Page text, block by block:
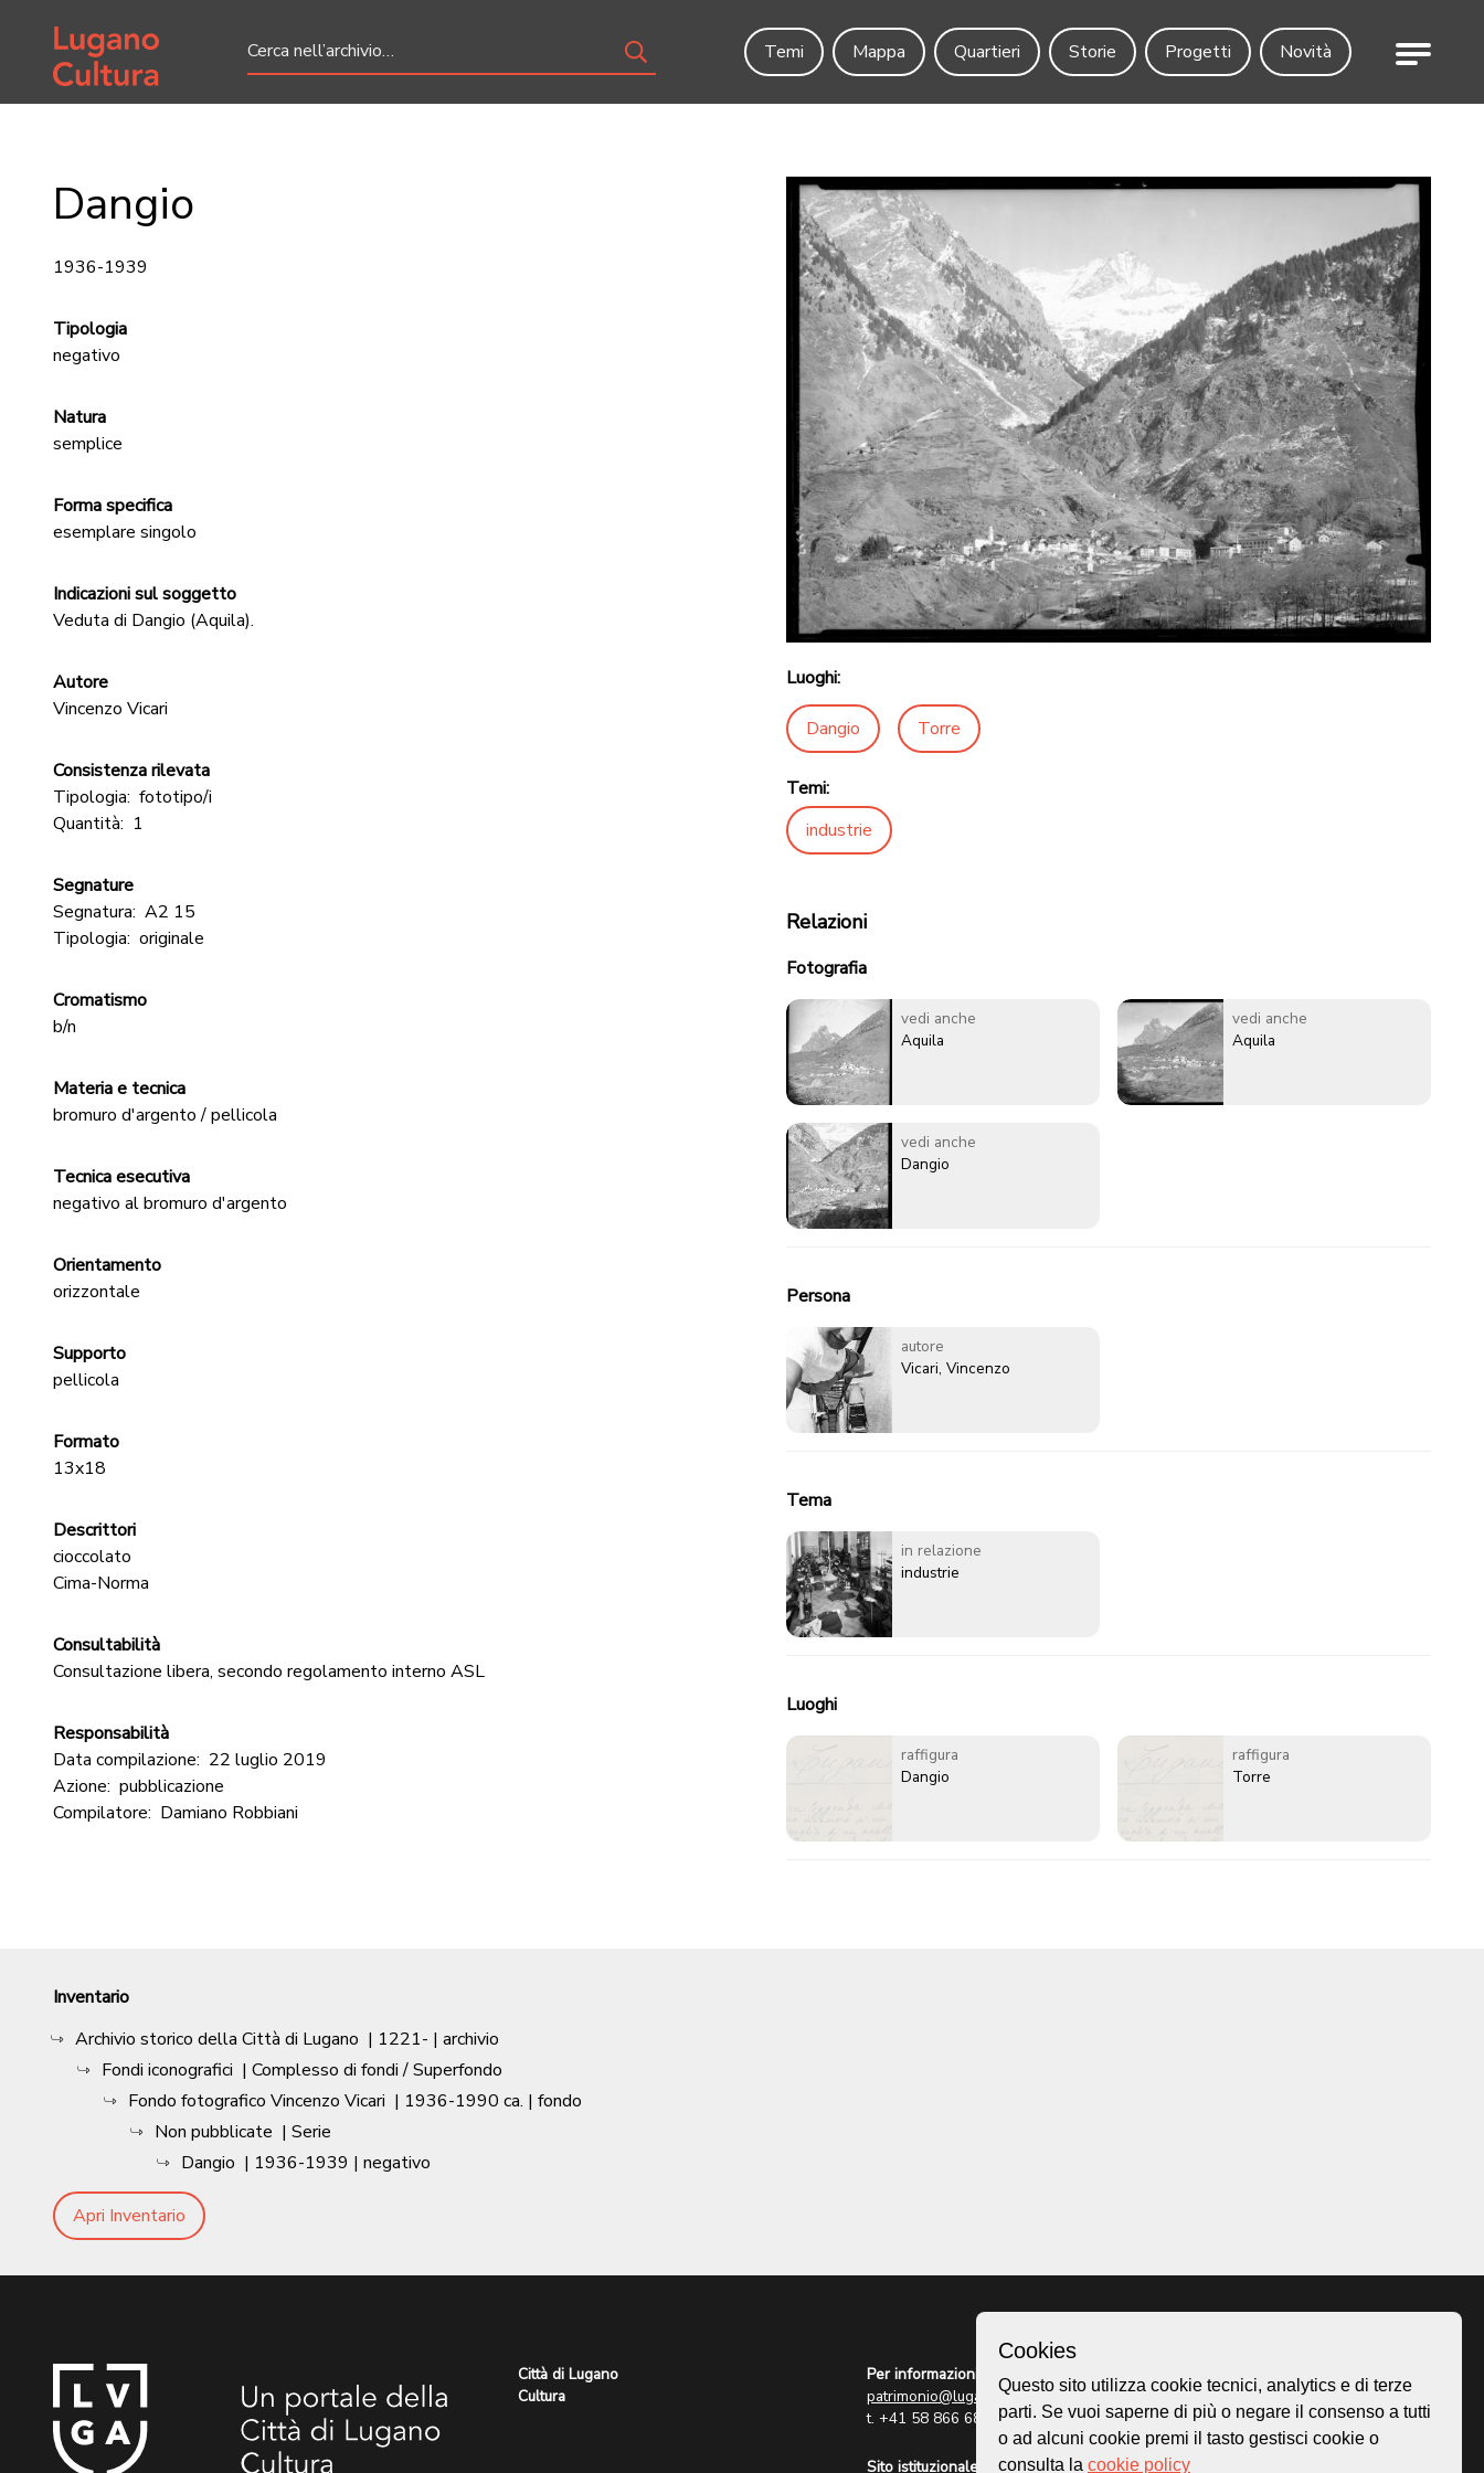
Home page
Temi
Mappa Quartieri Storie Progetti Novità Menu
Dangio
1936-1939
Tipologia
negativo
Natura
semplice
Forma specifica
esemplare singolo
Indicazioni sul soggetto
Veduta di Dangio (Aquila).
Autore
Vincenzo Vicari
Consistenza rilevata
Tipologia: fototipo/i
Quantità: 1
Segnature
Segnatura: A2 15
Tipologia: originale
Cromatismo
b/n
Materia e tecnica
bromuro d'argento / pellicola
Tecnica esecutiva
negativo al bromuro d'argento
Orientamento
orizzontale
Supporto
pellicola
Formato
13x18
Descrittori
cioccolato
Cima-Norma
Consultabilità
Consultazione libera, secondo regolamento interno ASL
Responsabilità
Data compilazione: 22 luglio 2019
Azione: pubblicazione
Compilatore: Damiano Robbiani
Luoghi:
Dangio Torre
Temi:
industrie
Relazioni
Fotografia
vedi anche
Aquila
vedi anche
Aquila
vedi anche
Dangio
Persona
autore
Vicari, Vincenzo
Tema
in relazione
industrie
Luoghi
raffigura
Dangio
raffigura
Torre
Inventario
Archivio storico della Città di Lugano | 1221- | archivio
Fondi iconografici | Complesso di fondi / Superfondo
Fondo fotografico Vincenzo Vicari | 1936-1990 ca. | fondo
Non pubblicate | Serie
Dangio | 1936-1939 | negativo
Apri Inventario
Città di Lugano
Cultura
Per informazioni:
patrimonio@lugano.ch
t. +41 58 866 68 50
Sito istituzionale:
Homepage
Mappa
Storie
Cookies
Questo sito utilizza cookie tecnici, analytics e di terze
parti. Se vuoi saperne di più o negare il consenso a tutti
o ad alcuni cookie premi il tasto gestisci cookie o
consulta la cookie policy